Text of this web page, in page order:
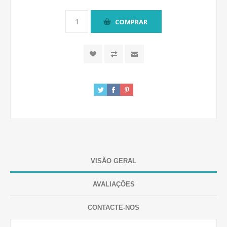
COMPRAR
VISÃO GERAL
AVALIAÇÕES
CONTACTE-NOS